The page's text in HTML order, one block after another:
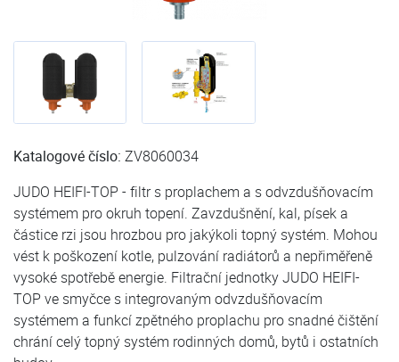
Katalogové číslo: ZV8060034
JUDO HEIFI-TOP - filtr s proplachem a s odvzdušňovacím
systémem pro okruh topení. Zavzdušnění, kal, písek a
částice rzi jsou hrozbou pro jakýkoli topný systém. Mohou
vést k poškození kotle, pulzování radiátorů a nepřiměřeně
vysoké spotřebě energie. Filtrační jednotky JUDO HEIFI-
TOP ve smyčce s integrovaným odvzdušňovacím
systémem a funkcí zpětného proplachu pro snadné čištění
chrání celý topný systém rodinných domů, bytů i ostatních